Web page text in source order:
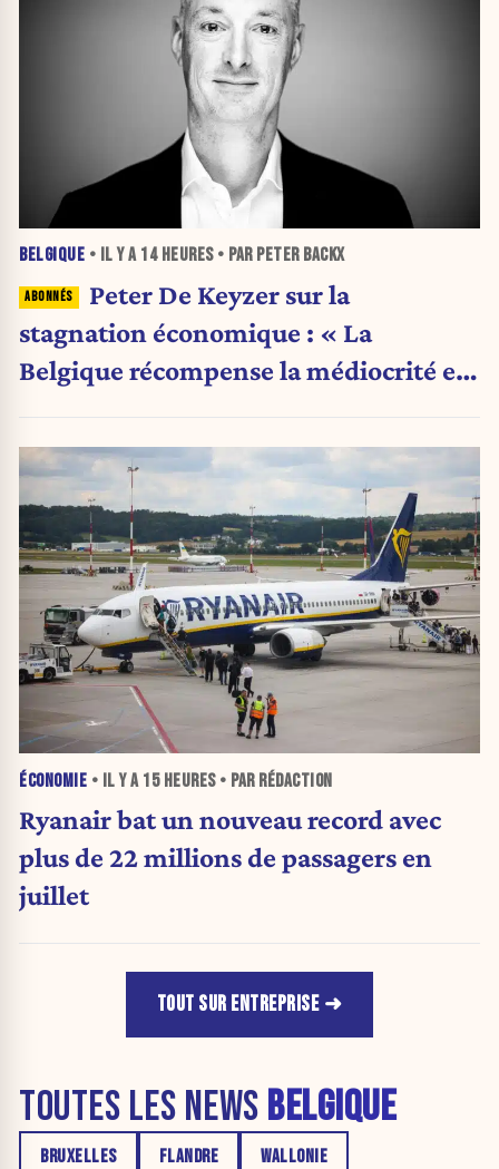
BELGIQUE • IL Y A 14 HEURES• PAR PETER BACKX
Peter De Keyzer sur la
stagnation économique : « La
Belgique récompense la médiocrité et
ÉCONOMIE • IL Y A 15 HEURES• PAR RÉDACTION
Ryanair bat un nouveau record avec
plus de 22 millions de passagers en
juillet
TOUT SUR ENTREPRISE
TOUTES LES NEWS BELGIQUE
BRUXELLES FLANDRE WALLONIE